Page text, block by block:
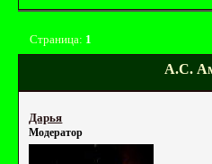
А.С.
Страница: 1
Дарья
Модератор